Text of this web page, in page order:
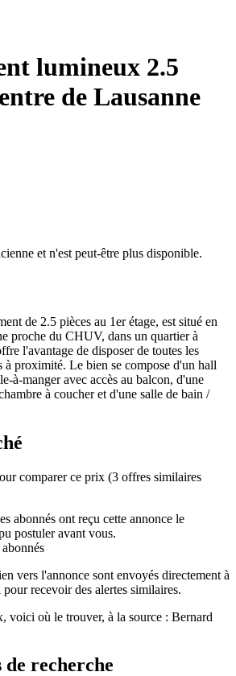
lumineux 2.5
de Lausanne
et n'est peut-être plus disponible.
de 2.5 pièces au 1er étage, est situé en
proche du CHUV, dans un quartier à
l'avantage de disposer de toutes les
à proximité. Le bien se compose d'un hall
à-manger avec accès au balcon, d'une
à coucher et d'une salle de bain /
comparer ce prix (3 offres similaires
abonnés ont reçu cette annonce le
postuler avant vous.
vers l'annonce sont envoyés directement à
recevoir des alertes similaires.
voici où le trouver, à la source : Bernard
recherche